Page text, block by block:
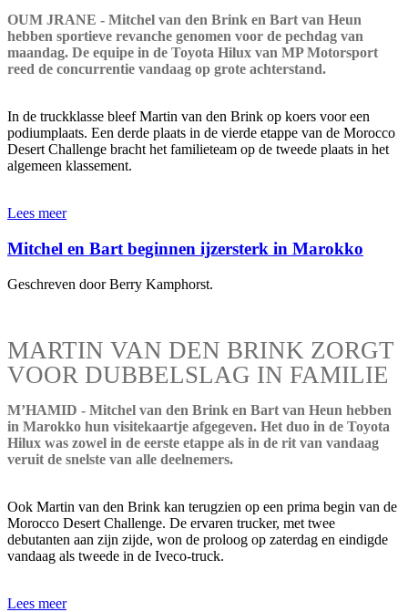
OUM JRANE - Mitchel van den Brink en Bart van Heun
hebben sportieve revanche genomen voor de pechdag van
maandag. De equipe in de Toyota Hilux van MP Motorsport
reed de concurrentie vandaag op grote achterstand.
In de truckklasse bleef Martin van den Brink op koers voor een
podiumplaats. Een derde plaats in de vierde etappe van de Morocco
Desert Challenge bracht het familieteam op de tweede plaats in het
algemeen klassement.
Lees meer
Mitchel en Bart beginnen ijzersterk in Marokko
Geschreven door Berry Kamphorst.
MARTIN VAN DEN BRINK ZORGT
VOOR DUBBELSLAG IN FAMILIE
M’HAMID - Mitchel van den Brink en Bart van Heun hebben
in Marokko hun visitekaartje afgegeven. Het duo in de Toyota
Hilux was zowel in de eerste etappe als in de rit van vandaag
veruit de snelste van alle deelnemers.
Ook Martin van den Brink kan terugzien op een prima begin van de
Morocco Desert Challenge. De ervaren trucker, met twee
debutanten aan zijn zijde, won de proloog op zaterdag en eindigde
vandaag als tweede in de Iveco-truck.
Lees meer